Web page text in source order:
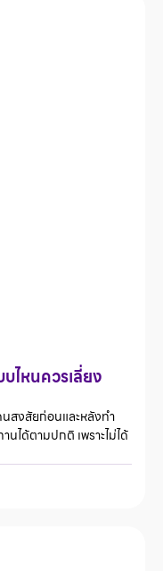
ไหนควรเลี่ยง
สงสัยก่อนและหลังทำ
ได้ตามปกติ เพราะไม่ได้